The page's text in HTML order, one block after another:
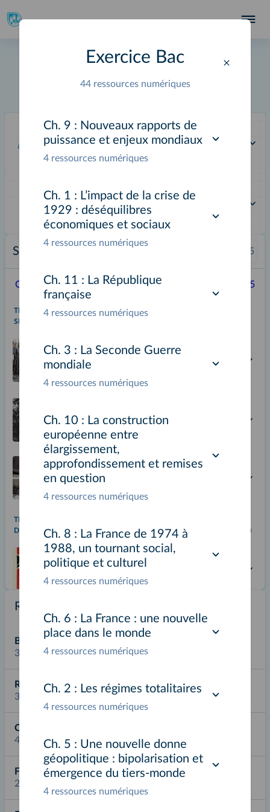
Histoire Terminale
Livre du professeur Applications
Pages consultées récemment
Pages adaptées et créées
Sommaire 425
Ouverture p. 1-25
THÈME 1 : FRAGILITÉS DES DÉMOCRATIES, TOTALITARISMES,
SECONDE GUERRE MONDIALE (1929-1945)
L’impact de la crise de 1929 :
déséquilibres économiques et
sociaux
Les régimes totalitaires
La Seconde Guerre mondiale
THÈME 2 : LA MULTIPLICATION DES ACTEURS INTERNATIONAUX
DANS UN MONDE BIPOLAIRE (DE 1945 AU DÉBUT DES ANNÉES 1970)
Ch. 4
La fin de la Seconde Guerre
nouvel ordre mondial
Testez le chapitre 100 % débloqué
Ch. 5
: bipolarisation et émergence du
La France : une nouvelle place
THÈME 3 : LES REMISES EN CAUSE ÉCONOMIQUES, POLITIQUES ET
SOCIALES DES ANNÉES 1970 À 1991
La modification des grands
Ressources complémentaires
Biographie
39 ressources
Ressource externe
Carte interactive
46 ressources
Fiche Méthode
Exercice Bac
44 ressources numériques
Ch. 9 : Nouveaux rapports de
puissance et enjeux mondiaux
4 ressources numériques
Ch. 1 : L’impact de la crise de
1929 : déséquilibres
économiques et sociaux
4 ressources numériques
Ch. 11 : La République
française
4 ressources numériques
Ch. 3 : La Seconde Guerre
mondiale
4 ressources numériques
Ch. 10 : La construction
européenne entre
élargissement,
approfondissement et remises
en question
4 ressources numériques
Ch. 8 : La France de 1974 à
1988, un tournant social,
politique et culturel
4 ressources numériques
Ch. 6 : La France : une nouvelle
place dans le monde
4 ressources numériques
Ch. 2 : Les régimes totalitaires
4 ressources numériques
Ch. 5 : Une nouvelle donne
géopolitique : bipolarisation et
émergence du tiers-monde
4 ressources numériques